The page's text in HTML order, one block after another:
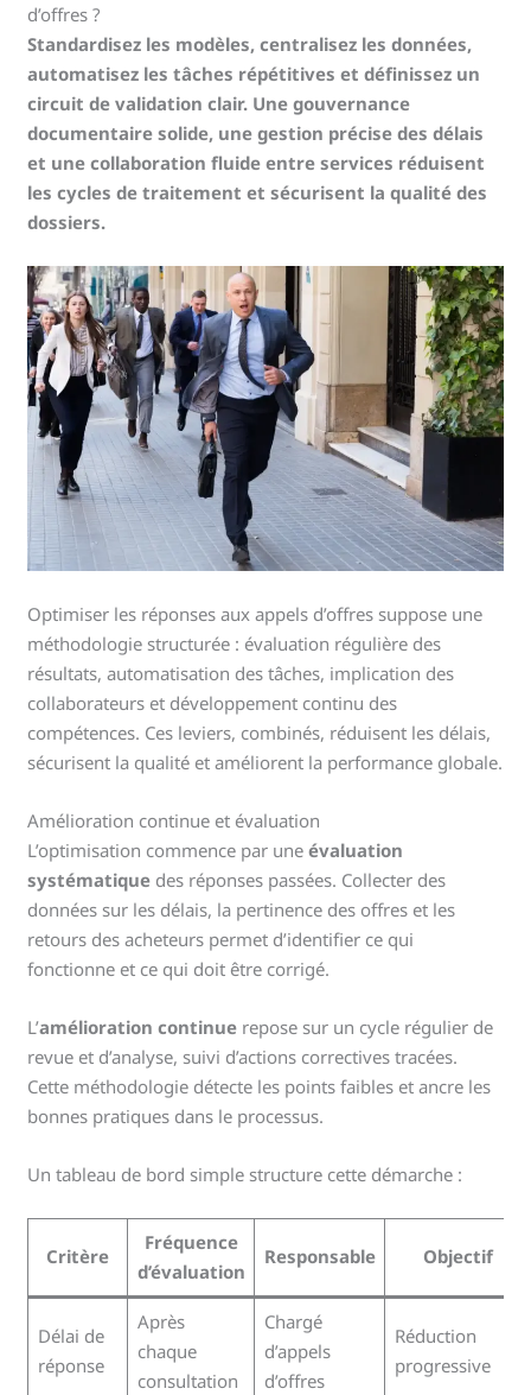
d’offres ?
Standardisez les modèles, centralisez les données,
automatisez les tâches répétitives et définissez un
circuit de validation clair. Une gouvernance
documentaire solide, une gestion précise des délais
et une collaboration fluide entre services réduisent
les cycles de traitement et sécurisent la qualité des
dossiers.
Optimiser les réponses aux appels d’offres suppose une
méthodologie structurée : évaluation régulière des
résultats, automatisation des tâches, implication des
collaborateurs et développement continu des
compétences. Ces leviers, combinés, réduisent les délais,
sécurisent la qualité et améliorent la performance globale.
Amélioration continue et évaluation
L’optimisation commence par uneévaluation
systématique des réponses passées. Collecter des
données sur les délais, la pertinence des offres et les
retours des acheteurs permet d’identifier ce qui
fonctionne et ce qui doit être corrigé.
L’amélioration continue repose sur un cycle régulier de
revue et d’analyse, suivi d’actions correctives tracées.
Cette méthodologie détecte les points faibles et ancre les
bonnes pratiques dans le processus.
Un tableau de bord simple structure cette démarche :
Critère
Fréquence
d’évaluation
Responsable Objectif
Délai de
réponse
Après
chaque
consultation
Chargé
d’appels
d’offres
Réduction
progressive